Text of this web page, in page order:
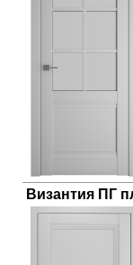
Византия ПГ